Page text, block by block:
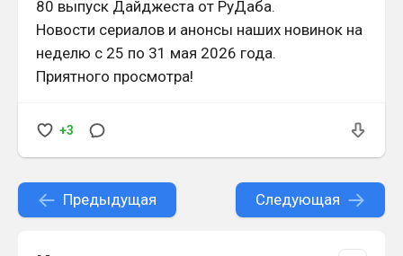
80 выпуск Дайджеста от РуДаба.
Новости сериалов и анонсы наших новинок на
неделю с 25 по 31 мая 2026 года.
Приятного просмотра!
+3
Предыдущая Следующая